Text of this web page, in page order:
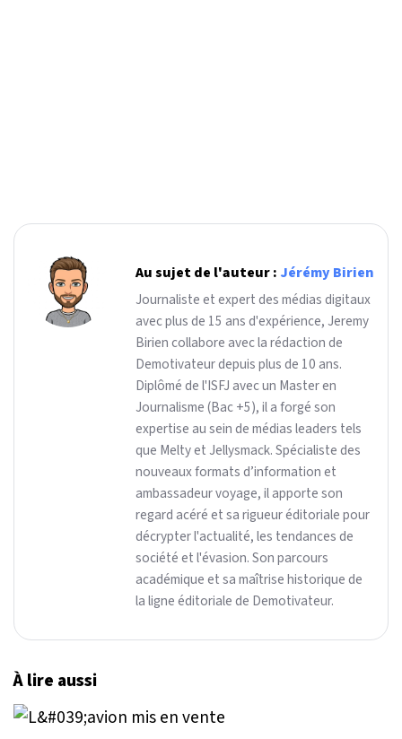
Au sujet de l'auteur : Jérémy Birien
Journaliste et expert des médias digitaux
avec plus de 15 ans d'expérience, Jeremy
Birien collabore avec la rédaction de
Demotivateur depuis plus de 10 ans.
Diplômé de l'ISFJ avec un Master en
Journalisme (Bac +5), il a forgé son
expertise au sein de médias leaders tels
que Melty et Jellysmack. Spécialiste des
nouveaux formats d’information et
ambassadeur voyage, il apporte son
regard acéré et sa rigueur éditoriale pour
décrypter l'actualité, les tendances de
société et l'évasion. Son parcours
académique et sa maîtrise historique de
la ligne éditoriale de Demotivateur.
À lire aussi